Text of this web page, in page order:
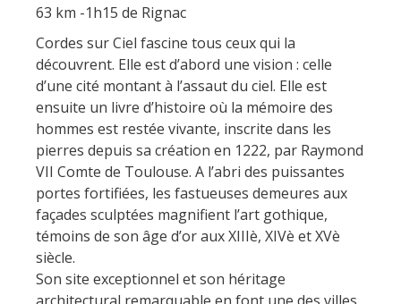
63 km -1h15 de Rignac
Cordes sur Ciel fascine tous ceux qui la
découvrent. Elle est d’abord une vision : celle
d’une cité montant à l’assaut du ciel. Elle est
ensuite un livre d’histoire où la mémoire des
hommes est restée vivante, inscrite dans les
pierres depuis sa création en 1222, par Raymond
VII Comte de Toulouse. A l’abri des puissantes
portes fortifiées, les fastueuses demeures aux
façades sculptées magnifient l’art gothique,
témoins de son âge d’or aux XIIIè, XIVè et XVè
siècle.
Son site exceptionnel et son héritage